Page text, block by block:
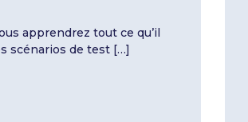
apprendrez tout ce qu’il
scénarios de test […]